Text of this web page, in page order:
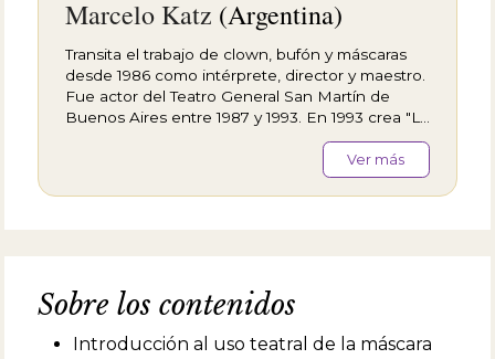
Marcelo Katz (Argentina)
Transita el trabajo de clown, bufón y máscaras
desde 1986 como intérprete, director y maestro.
Fue actor del Teatro General San Martín de
Buenos Aires entre 1987 y 1993. En 1993 crea "La
Trup", primera compañía de Nuevo Circo de
Argentina, y la dirige hasta 1997. Desde 1995 ha
montado espectáculos en &nbsp;el Teatro
General San Martín, Teatro Nacional Cervantes,
director se han visto en España, Francia,
Uruguay. Fue merecedor de los principales
Ver más
Sobre los contenidos
Introducción al uso teatral de la máscara